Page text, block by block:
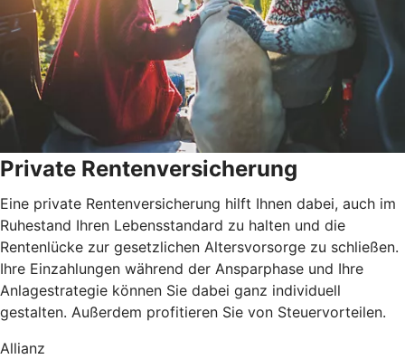
Private Rentenversicherung
Eine private Rentenversicherung hilft Ihnen dabei, auch im
Ruhestand Ihren Lebensstandard zu halten und die
Rentenlücke zur gesetzlichen Altersvorsorge zu schließen.
Ihre Einzahlungen während der Ansparphase und Ihre
Anlagestrategie können Sie dabei ganz individuell
gestalten. Außerdem profitieren Sie von Steuervorteilen.
Allianz